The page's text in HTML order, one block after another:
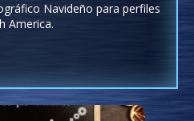
Navideño para perfiles
America.